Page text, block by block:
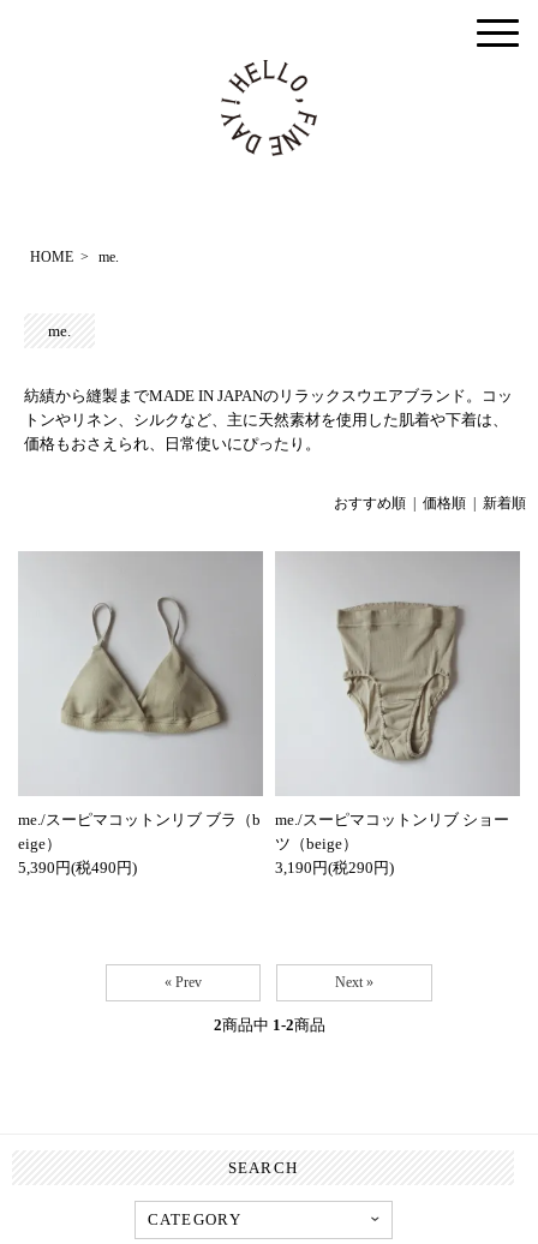
HOME > me.
me.
紡績から縫製までMADE IN JAPANのリラックスウエアブランド。コッ
トンやリネン、シルクなど、主に天然素材を使用した肌着や下着は、
価格もおさえられ、日常使いにぴったり。
おすすめ順 | 価格順 新着順
me./スーピマコットンリブ ブラ（b
eige）
5,390円(税490円)
me./スーピマコットンリブ ショー
ツ（beige）
3,190円(税290円)
« Prev Next »
2商品中 1-2商品
SEARCH